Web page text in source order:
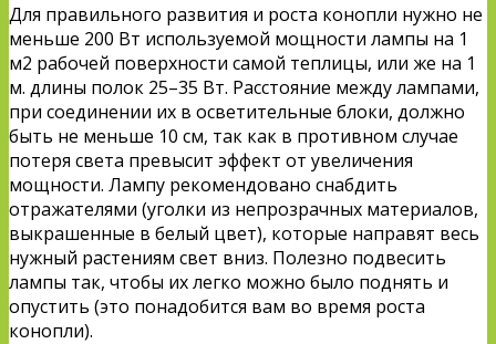
Для правильного развития и роста конопли нужно не
меньше 200 Вт используемой мощности лампы на 1
м2 рабочей поверхности самой теплицы, или же на 1
м. длины полок 25–35 Вт. Расстояние между лампами,
при соединении их в осветительные блоки, должно
быть не меньше 10 см, так как в противном случае
потеря света превысит эффект от увеличения
мощности. Лампу рекомендовано снабдить
отражателями (уголки из непрозрачных материалов,
выкрашенные в белый цвет), которые направят весь
нужный растениям свет вниз. Полезно подвесить
лампы так, чтобы их легко можно было поднять и
опустить (это понадобится вам во время роста
конопли).